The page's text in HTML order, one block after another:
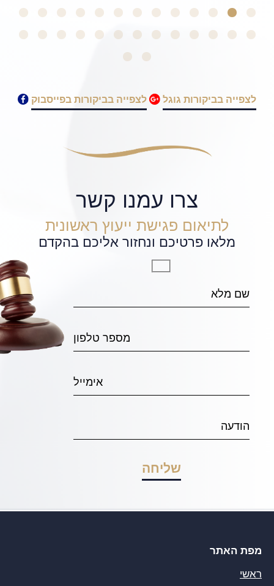
לצפייה בביקורות גוגל לצפייה בביקורות בפייסבוק
צרו עמנו קשר
לתיאום פגישת ייעוץ ראשונית
מלאו פרטיכם ונחזור אליכם בהקדם
מפת האתר
ראשי